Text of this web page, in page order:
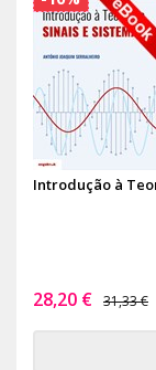
Introdução à
28,20 € 31,33 €